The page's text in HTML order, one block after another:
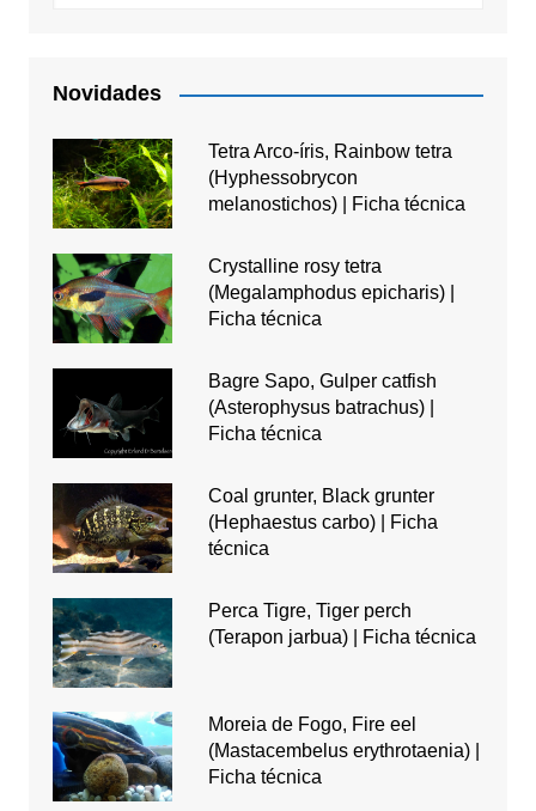
Novidades
Tetra Arco-íris, Rainbow tetra
(Hyphessobrycon
melanostichos) | Ficha técnica
Crystalline rosy tetra
(Megalamphodus epicharis) |
Ficha técnica
Bagre Sapo, Gulper catfish
(Asterophysus batrachus) |
Ficha técnica
Coal grunter, Black grunter
(Hephaestus carbo) | Ficha
técnica
Perca Tigre, Tiger perch
(Terapon jarbua) | Ficha técnica
Moreia de Fogo, Fire eel
(Mastacembelus erythrotaenia) |
Ficha técnica